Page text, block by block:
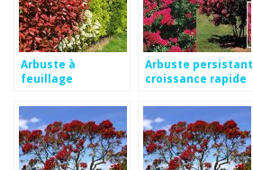
Arbuste à
feuillage
croissance rapide
Arbuste persistant
croissance rapide